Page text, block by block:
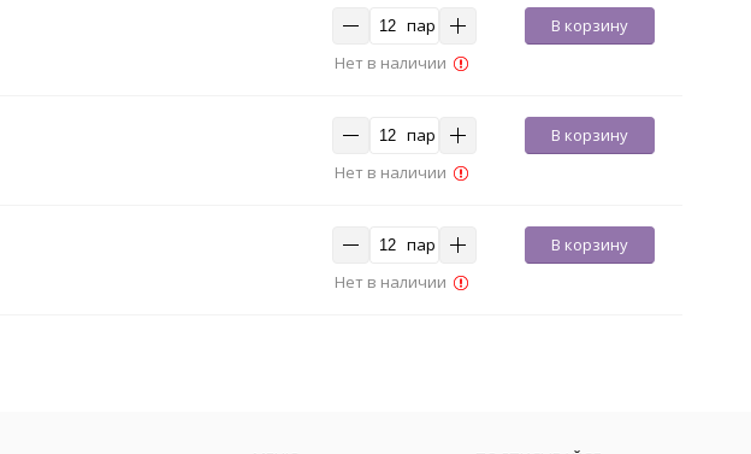
пар
В корзину
Нет в наличии
пар
В корзину
Нет в наличии
пар
В корзину
Нет в наличии